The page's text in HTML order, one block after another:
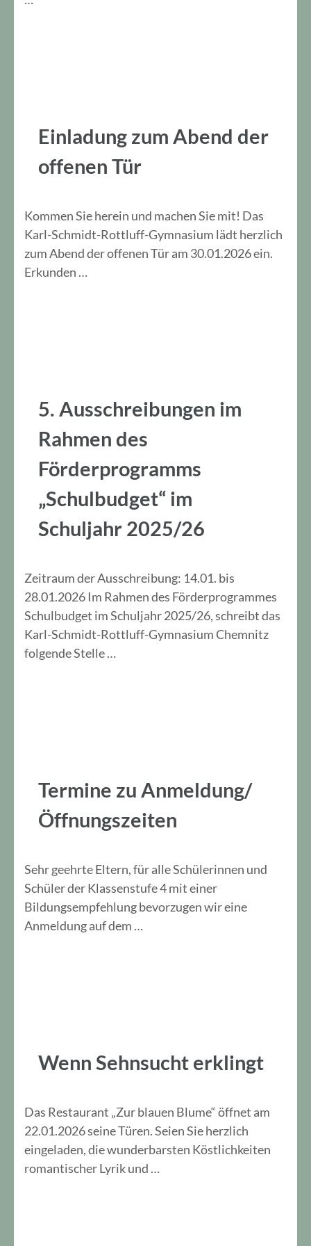
Einladung zum Abend der
offenen Tür
Kommen Sie herein und machen Sie mit! Das
Karl-Schmidt-Rottluff-Gymnasium lädt herzlich
zum Abend der offenen Tür am 30.01.2026 ein.
Erkunden …
5. Ausschreibungen im
Rahmen des
Förderprogramms
„Schulbudget“ im
Schuljahr 2025/26
Zeitraum der Ausschreibung: 14.01. bis
28.01.2026 Im Rahmen des Förderprogrammes
Schulbudget im Schuljahr 2025/26, schreibt das
Karl-Schmidt-Rottluff-Gymnasium Chemnitz
folgende Stelle …
Termine zu Anmeldung/
Öffnungszeiten
Sehr geehrte Eltern, für alle Schülerinnen und
Schüler der Klassenstufe 4 mit einer
Bildungsempfehlung bevorzugen wir eine
Anmeldung auf dem …
Wenn Sehnsucht erklingt
Das Restaurant „Zur blauen Blume“ öffnet am
22.01.2026 seine Türen. Seien Sie herzlich
eingeladen, die wunderbarsten Köstlichkeiten
romantischer Lyrik und …